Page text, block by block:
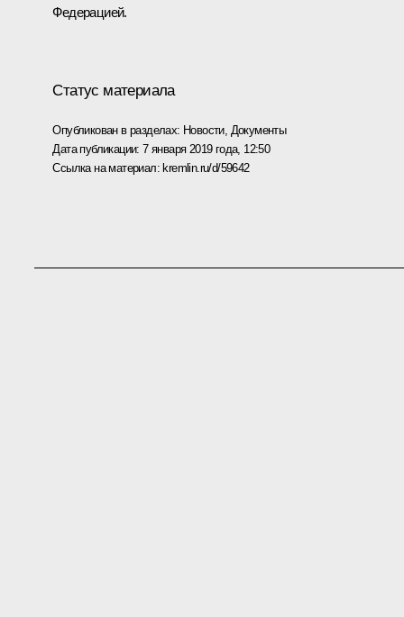
Федерацией.
Статус материала
Опубликован в разделах: Новости, Документы
Дата публикации:7 января 2019 года, 12:50
Ссылка на материал: kremlin.ru/d/59642